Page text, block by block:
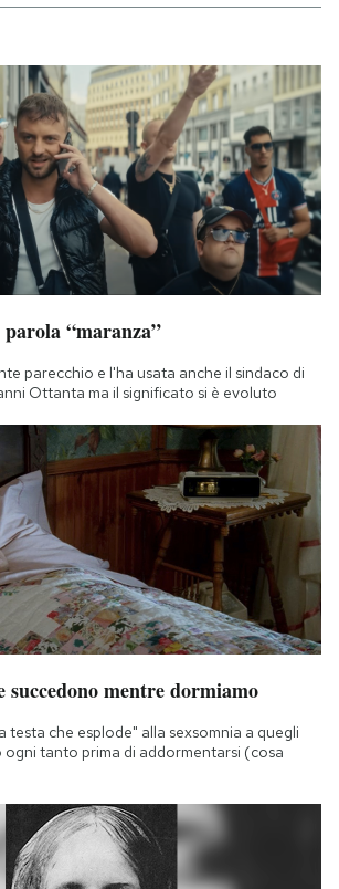
parola “maranza”
parecchio e l'ha usata anche il sindaco di
Ottanta ma il significato si è evoluto
succedono mentre dormiamo
testa che esplode" alla sexsomnia a quegli
ogni tanto prima di addormentarsi (cosa